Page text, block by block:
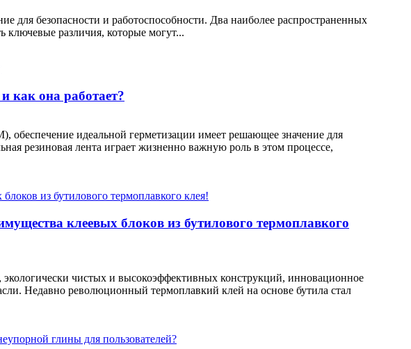
для безопасности и работоспособности. Два наиболее распространенных
различия, которые могут...
как она работает?
идеальной герметизации имеет решающее значение для
резиновая лента играет жизненно важную роль в этом процессе,
клеевых блоков из бутилового термоплавкого
чистых и высокоэффективных конструкций, инновационное
Недавно революционный термоплавкий клей на основе бутила стал